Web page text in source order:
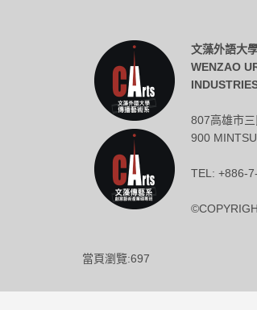
文藻外語大
WENZAO
807高雄市
900
TEL: +886-
當頁瀏覽:697